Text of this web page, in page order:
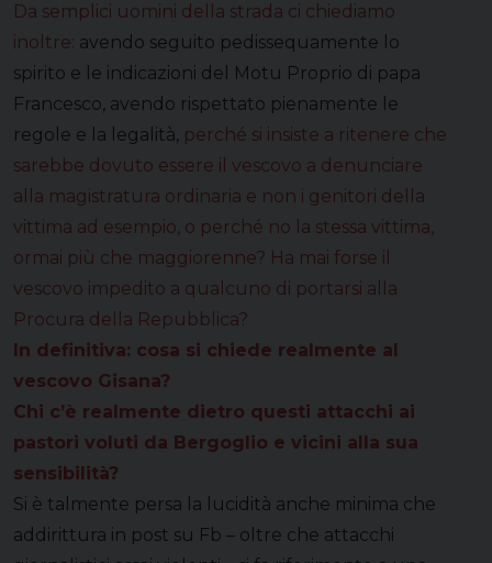
Da semplici uomini della strada ci chiediamo
inoltre: avendo seguito pedissequamente lo
spirito e le indicazioni del Motu Proprio di papa
Francesco, avendo rispettato pienamente le
regole e la legalità, perché si insiste a ritenere che
sarebbe dovuto essere il vescovo a denunciare
alla magistratura ordinaria e non i genitori della
vittima ad esempio, o perché no la stessa vittima,
ormai più che maggiorenne? Ha mai forse il
vescovo impedito a qualcuno di portarsi alla
Procura della Repubblica?
In definitiva: cosa si chiede realmente al
vescovo Gisana?
Chi c’è realmente dietro questi attacchi ai
pastori voluti da Bergoglio e vicini alla sua
sensibilità?
Si è talmente persa la lucidità anche minima che
addirittura in post su Fb – oltre che attacchi